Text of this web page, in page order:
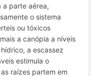
a parte aérea,
o sistema
ou tóxicos
a canópia a níveis
a escassez
estimula o
raízes partem em